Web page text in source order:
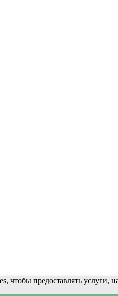
чтобы предоставлять услуги,